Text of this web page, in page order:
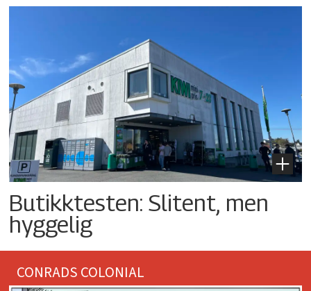
Butikktesten: Slitent, men
hyggelig
CONRADS COLONIAL